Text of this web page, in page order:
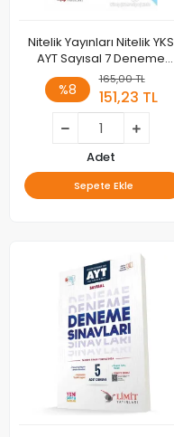
Nitelik Yayınları Nitelik YKS
AYT Sayısal 7 Deneme
Sınavı Video Çözümlü
%8
165,00 TL
151,23 TL
Adet
Sepete Ekle